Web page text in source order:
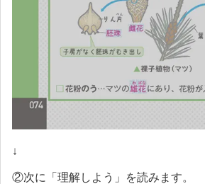
↓
②次に「理解しよう」を読みます。